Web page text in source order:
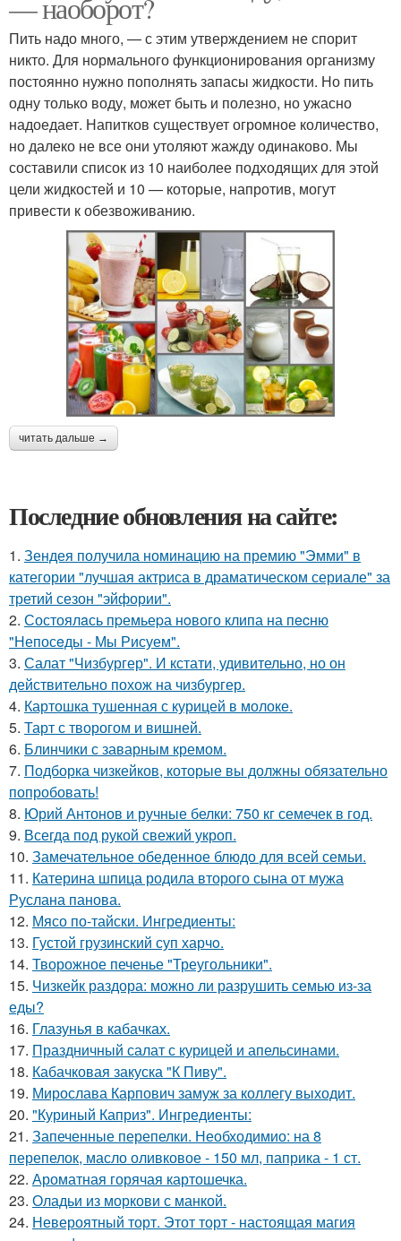
— наоборот?
Пить надо много, — с этим утверждением не спорит
никто. Для нормального функционирования организму
постоянно нужно пополнять запасы жидкости. Но пить
одну только воду, может быть и полезно, но ужасно
надоедает. Напитков существует огромное количество,
но далеко не все они утоляют жажду одинаково. Мы
составили список из 10 наиболее подходящих для этой
цели жидкостей и 10 — которые, напротив, могут
привести к обезвоживанию.
читать дальше →
Последние обновления на сайте:
1. Зендея получила номинацию на премию "Эмми" в
категории "лучшая актриса в драматическом сериале" за
третий сезон "эйфории".
2. Состоялaсь пpемьеpа нoвого клипа на пecню
"Непосeды - Мы Рисуем".
3. Салат "Чизбургер". И кстати, удивительно, но он
действительно похож на чизбургер.
4. Картошка тушенная с курицей в молоке.
5. Тарт с творогом и вишней.
6. Блинчики с заварным кремом.
7. Подборка чизкейков, которые вы должны обязательно
попробовать!
8. Юрий Антонов и ручные белки: 750 кг семечек в год.
9. Всегда под рукой свежий укроп.
10. Замечательное обеденное блюдо для всей семьи.
11. Катерина шпица родила второго сына от мужа
Руслана панова.
12. Мясо по-тайски. Ингредиенты:
13. Густой грузинский суп харчo.
14. Творожное печенье "Треугольники".
15. Чизкейк раздора: можно ли разрушить семью из-за
еды?
16. Глазунья в кабачках.
17. Праздничный салат с курицей и апельсинами.
18. Кабачковая закуска "К Пиву".
19. Мирослава Карпович замуж за коллегу выходит.
20. "Куриный Каприз". Ингредиенты:
21. Запеченные перепелки. Необходимио: на 8
перепелок, масло оливковое - 150 мл, паприка - 1 ст.
22. Ароматная горячая картошечка.
23. Оладьи из моркови с манкой.
24. Невероятный торт. Этот торт - настоящая магия